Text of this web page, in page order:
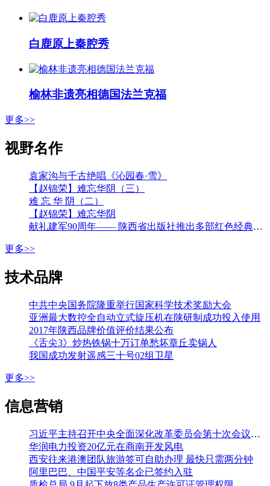
白鹿原上秦腔秀
榆林非遗亮相德国法兰克福
更多>>
视野名作
袁家沟与千古绝唱《沁园春·雪》
【赵锦荣】难忘华阴（三）
难 忘 华 阴（二）
【赵锦荣】难忘华阴
献礼建军90周年—— 陕西省出版社推出多部红色经典图书
更多>>
技术品牌
中共中央国务院隆重举行国家科学技术奖励大会
亚洲最大数控全自动立式旋压机在陕研制成功投入使用
2017年陕西品牌价值评价结果公布
《舌尖3》炒热铁锅十万订单愁坏章丘卖锅人
我国成功发射遥感三十号02组卫星
更多>>
信息营销
习近平主持召开中央全面深化改革委员会第十次会议强调 加强改革系统集成协同高效 推动各方面制度更加成熟更加定型 李克强王沪宁韩正出席
华润电力投资20亿元在商南开发风电
西安往来港澳团队旅游签可自助办理 最快只需两分钟
阿里巴巴、中国平安等名企已签约入驻